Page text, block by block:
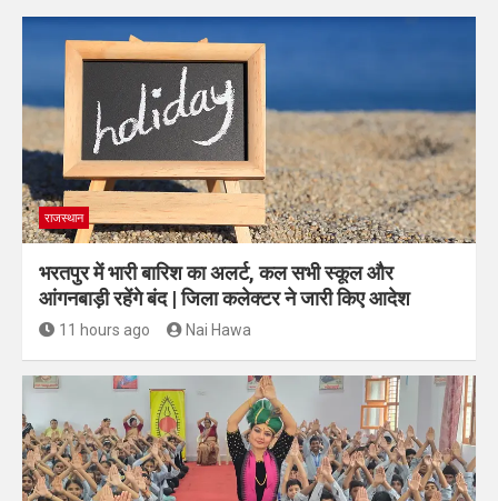
राजस्थान
भरतपुर में भारी बारिश का अलर्ट, कल सभी स्कूल और
आंगनबाड़ी रहेंगे बंद | जिला कलेक्टर ने जारी किए आदेश
11 hours ago Nai Hawa